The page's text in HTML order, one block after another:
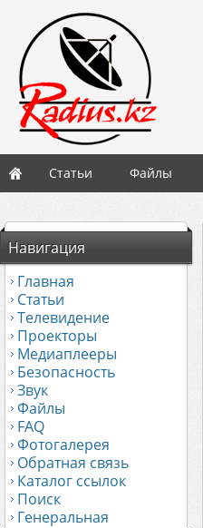
Статьи Файлы
Навигация
Главная
Статьи
Телевидение
Проекторы
Медиаплееры
Безопасность
Звук
Файлы
FAQ
Фотогалерея
Обратная связь
Каталог ссылок
Поиск
Генеральная